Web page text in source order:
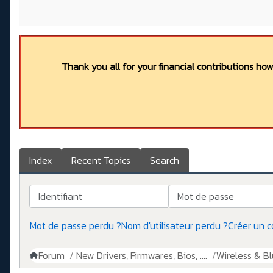
Thank you all for your financial contributions
Index Recent Topics Search
Identifiant Mot de passe
Mot de passe perdu ?Nom d'utilisateur perdu ?Créer un
Forum New Drivers, Firmwares, Bios, .... Wireless &